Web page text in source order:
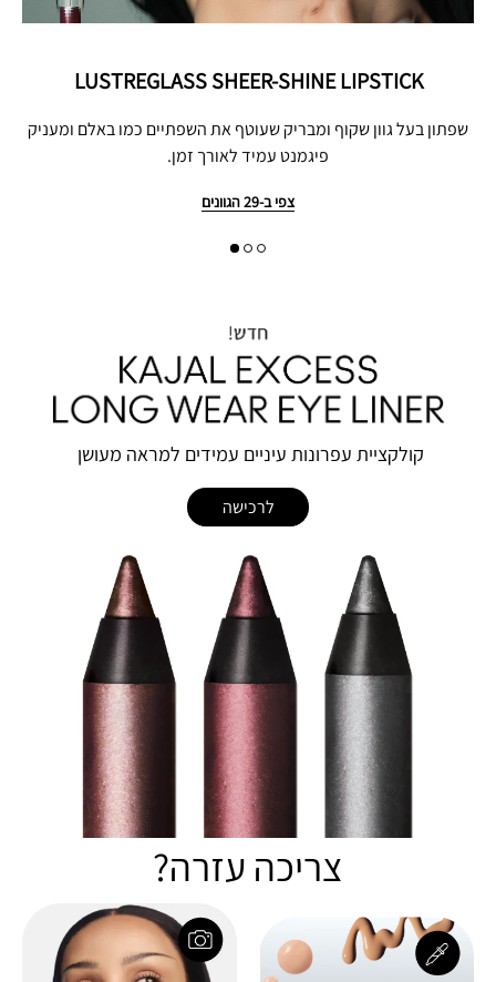
LUSTREGLASS SHEER-SHINE LIPSTICK
שפתון בעל גוון שקוף ומבריק שעוטף את השפתיים כמו באלם ומעניק
פיגמנט עמיד לאורך זמן.
צפי ב-29 הגוונים
קולקציית‭ ‬עפרונות‭ ‬עיניים‭ ‬עמידים‭ ‬למראה‭ ‬מעושן‭ ‬
לרכישה
צריכה עזרה?